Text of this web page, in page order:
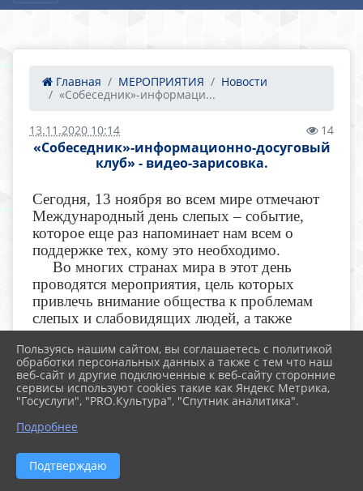
Главная МЕРОПРИЯТИЯ
Новости
«Собеседник»-информаци...
13.11.2020 10:14 14
«Собеседник»-информационно-досуговый
клуб» - видео-зарисовка.
Сегодня, 13 ноября во всем мире отмечают
Международный день слепых – событие,
которое еще раз напоминает нам всем о
поддержке тех, кому это необходимо.
Во многих странах мира в этот день
проводятся мероприятия, цель которых
привлечь внимание общества к проблемам
слепых и слабовидящих людей, а также
создать условия для всестороннего участия
этих людей в жизни общества.
Для того, чтобы вывести инвалидов по
зрению из социальной изоляции и
объединить их для общения в 1994 году при
Крыловской МБ был организован
информационно - досуговый клуб
«Собеседник».
Видео-зарисовка «Собеседник» -
Пользуясь нашим сайтом, вы соглашаетесь с политикой
обработки персональных данных а также с тем что наш
веб-сайт и другие подключенные к веб-сайту сторонние
сервисы используют cookies такие как Яндекс Метрика,
"Госуслуги", "PRO.Культура", "Спутник аналитика".
Подробнее
Подтверждаю